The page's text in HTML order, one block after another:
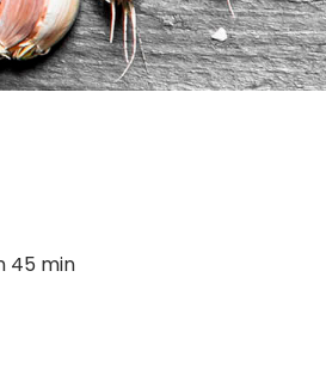
con Verduras y Ensaladas
45 min